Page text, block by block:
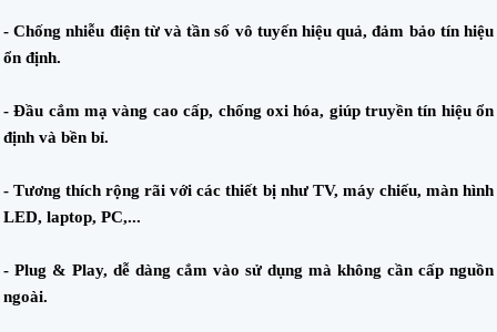
- Chống nhiễu điện từ và tần số vô tuyến hiệu quả, đảm bảo tín hiệu
ổn định.
- Đầu cắm mạ vàng cao cấp, chống oxi hóa, giúp truyền tín hiệu ổn
định và bền bỉ.
- Tương thích rộng rãi với các thiết bị như TV, máy chiếu, màn hình
LED, laptop, PC,...
- Plug & Play, dễ dàng cắm vào sử dụng mà không cần cấp nguồn
ngoài.